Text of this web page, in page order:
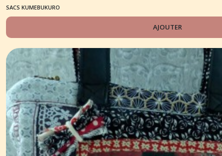
SACS KUMEBUKURO
AJOUTER